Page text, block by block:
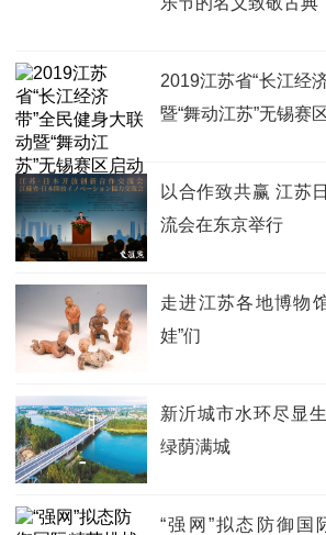
2019江苏省“长江经
暨“舞动江苏”无锡赛
以合作致共赢 江苏
流会在东京举行
走进江苏各地博物
娃”们
新沂城市水环尽显
绿荫满城
“强网”拟态防御国